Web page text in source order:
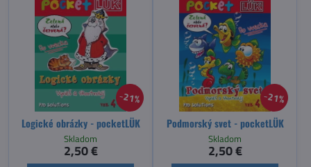
21%
Logické obrázky - pocketLÜK
Skladom
2,50 €
21%
Podmorský svet - pocketLÜK
Skladom
2,50 €